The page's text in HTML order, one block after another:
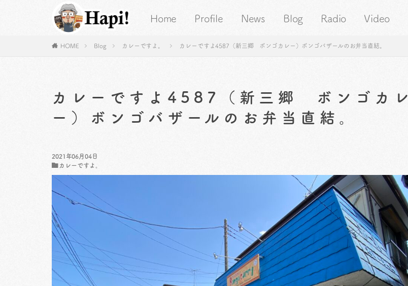
Home Profile News Blog Radio Video
HOME Blog カレーですよ。 カレーですよ4587（新三郷 ボンゴカレー）ボンゴバザールのお弁当直結。
カレーですよ4587（新三郷 ボンゴカレ
ー）ボンゴバザールのお弁当直結。
2021年06月04日
カレーですよ。